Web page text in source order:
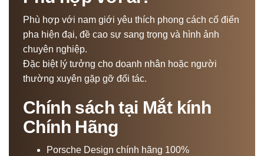
Phù hợp với nam giới yêu thích phong cách cổ điển
pha hiện đại, đề cao sự sang trọng và hình ảnh
chuyên nghiệp.
Đặc biệt lý tưởng cho doanh nhân hoặc người
thường xuyên gặp gỡ đối tác.
Chính sách tại Mắt kính
Chính Hãng
Porsche Design chính hãng 100%